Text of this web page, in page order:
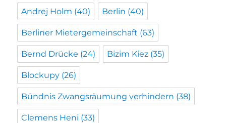
Andrej Holm (40) Berlin (40)
Berliner Mietergemeinschaft (63)
Bernd Drücke (24) Bizim Kiez (35)
Blockupy (26)
Bündnis Zwangsräumung verhindern (38)
Clemens Heni (33)